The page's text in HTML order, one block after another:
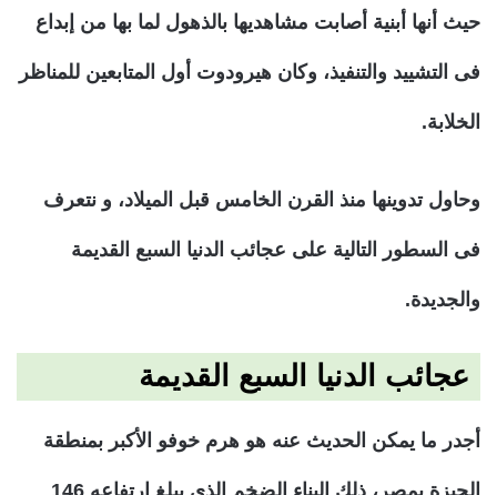
حيث أنها أبنية أصابت مشاهديها بالذهول لما بها من إبداع
فى التشييد والتنفيذ، وكان هيرودوت أول المتابعين للمناظر
الخلابة.
وحاول تدوينها منذ القرن الخامس قبل الميلاد، و نتعرف
فى السطور التالية على عجائب الدنيا السبع القديمة
والجديدة.
عجائب الدنيا السبع القديمة
أجدر ما يمكن الحديث عنه هو هرم خوفو الأكبر بمنطقة
الجيزة بمصر، ذلك البناء الضخم الذي يبلغ ارتفاعه 146